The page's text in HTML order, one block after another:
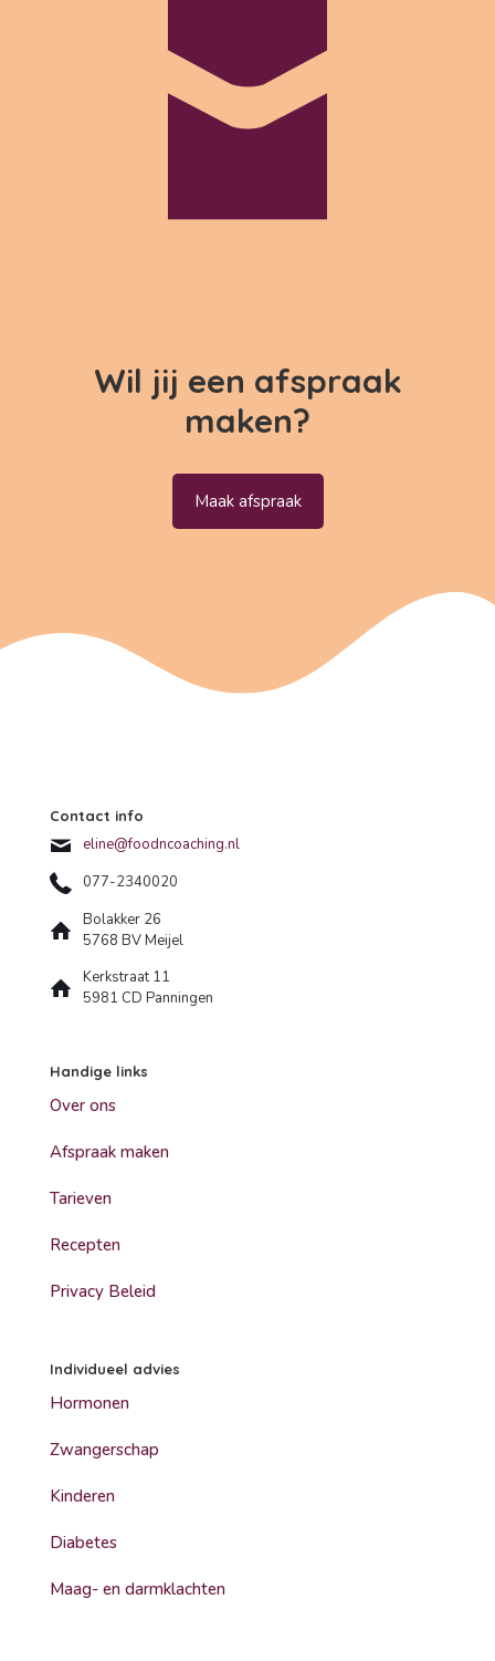
Wil jij een afspraak
maken?
Maak afspraak
Contact info
eline@foodncoaching.nl
077-2340020
Bolakker 26
5768 BV Meijel
Kerkstraat 11
5981 CD Panningen
Handige links
Over ons
Afspraak maken
Tarieven
Recepten
Privacy Beleid
Individueel advies
Hormonen
Zwangerschap
Kinderen
Diabetes
Maag- en darmklachten